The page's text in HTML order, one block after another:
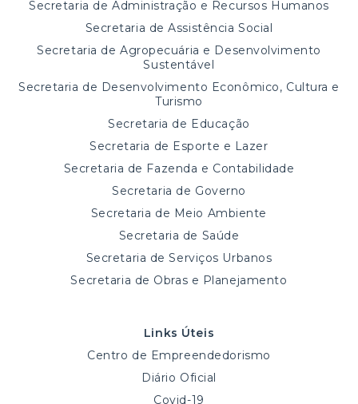
Secretaria de Administração e Recursos Humanos
Secretaria de Assistência Social
Secretaria de Agropecuária e Desenvolvimento
Sustentável
Secretaria de Desenvolvimento Econômico, Cultura e
Turismo
Secretaria de Educação
Secretaria de Esporte e Lazer
Secretaria de Fazenda e Contabilidade
Secretaria de Governo
Secretaria de Meio Ambiente
Secretaria de Saúde
Secretaria de Serviços Urbanos
Secretaria de Obras e Planejamento
Links Úteis
Centro de Empreendedorismo
Diário Oficial
Covid-19